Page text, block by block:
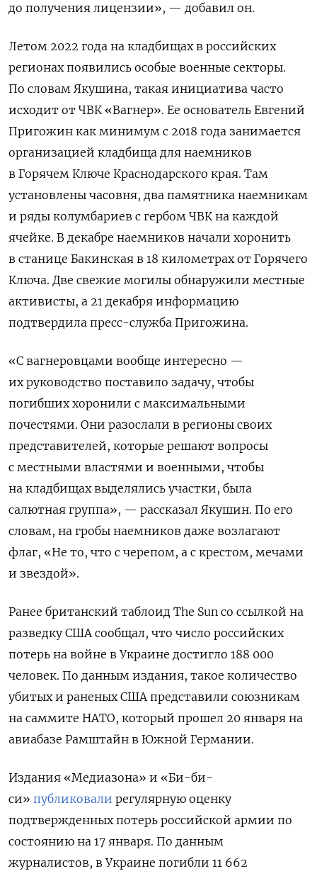
до получения лицензии», — добавил он.
Летом 2022 года на кладбищах в российских
регионах появились особые военные секторы.
По словам Якушина, такая инициатива часто
исходит от ЧВК «Вагнер». Ее основатель Евгений
Пригожин как минимум с 2018 года занимается
организацией кладбища для наемников
в Горячем Ключе Краснодарского края. Там
установлены часовня, два памятника наемникам
и ряды колумбариев с гербом ЧВК на каждой
ячейке. В декабре наемников начали хоронить
в станице Бакинская в 18 километрах от Горячего
Ключа. Две свежие могилы обнаружили местные
активисты, а 21 декабря информацию
подтвердила пресс-служба Пригожина.
«С вагнеровцами вообще интересно —
их руководство поставило задачу, чтобы
погибших хоронили с максимальными
почестями. Они разослали в регионы своих
представителей, которые решают вопросы
с местными властями и военными, чтобы
на кладбищах выделялись участки, была
салютная группа», — рассказал Якушин. По его
словам, на гробы наемников даже возлагают
флаг, «Не то, что с черепом, а с крестом, мечами
и звездой».
Ранее британский таблоид The Sun со ссылкой на
разведку США сообщал, что число российских
потерь на войне в Украине достигло 188 000
человек. По данным издания, такое количество
убитых и раненых США представили союзникам
на саммите НАТО, который прошел 20 января на
авиабазе Рамштайн в Южной Германии.
Издания «Медиазона» и «Би-би-
си» публиковали регулярную оценку
подтвержденных потерь российской армии по
состоянию на 17 января. По данным
журналистов, в Украине погибли 11 662